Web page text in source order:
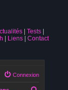
Tests
Liens Contact
Connexion